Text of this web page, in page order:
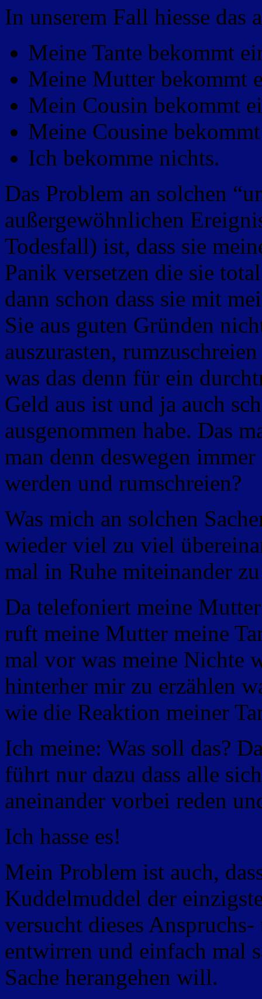
In unserem Fall hiesse das
Meine Tante bekommt
Meine Mutter bekommt
Mein Cousin bekommt
Meine Cousine
Ich bekomme nichts.
Das Problem an solchen
außergewöhnlichen
Todesfall) ist, dass sie
Panik versetzen die sie
dann schon dass sie mit
Sie aus guten Gründen
auszurasten,
was das denn für ein
Geld aus ist und ja auch
ausgenommen habe. Das
man denn deswegen
werden und rumschreien?
Was mich an solchen
wieder viel zu viel
mal in Ruhe miteinander
Da telefoniert meine
ruft meine Mutter meine
mal vor was meine Nichte
hinterher mir zu erzählen
wie die Reaktion meiner
Ich meine: Was soll das?
führt nur dazu dass alle
aneinander vorbei reden
Ich hasse es!
Mein Problem ist auch,
Kuddelmuddel der
versucht dieses
entwirren und einfach mal
Sache herangehen will.